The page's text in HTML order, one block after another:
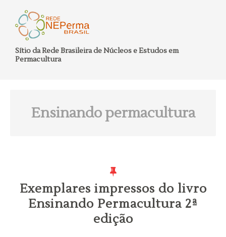
Sítio da Rede Brasileira de Núcleos e Estudos em
Permacultura
Ensinando permacultura
Exemplares impressos do livro
Ensinando Permacultura 2ª
edição